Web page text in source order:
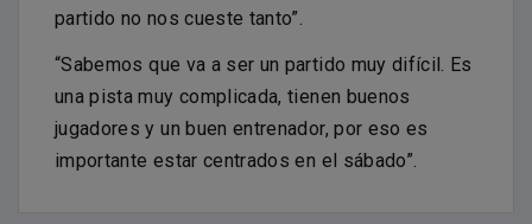
partido no nos cueste tanto”.
“Sabemos que va a ser un partido muy difícil. Es
una pista muy complicada, tienen buenos
jugadores y un buen entrenador, por eso es
importante estar centrados en el sábado”.